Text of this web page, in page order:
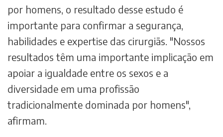
por homens, o resultado desse estudo é
importante para confirmar a segurança,
habilidades e expertise das cirurgiãs. "Nossos
resultados têm uma importante implicação em
apoiar a igualdade entre os sexos e a
diversidade em uma profissão
tradicionalmente dominada por homens",
afirmam.